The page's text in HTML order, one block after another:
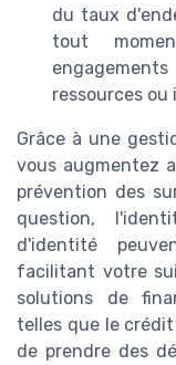
du taux
tout
ressources ou
Grâce à une
vous augmentez
prévention des
question,
d'identité
facilitant votre
solutions de
telles que le
de prendre des